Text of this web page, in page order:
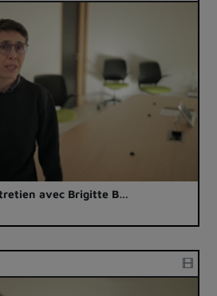
avec Brigitte B…